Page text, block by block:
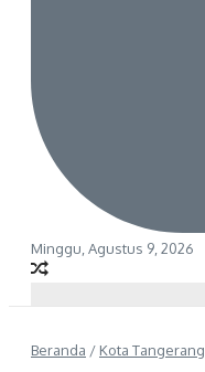
Minggu, Agustus 9, 2026
Beranda / Kota Tangerang